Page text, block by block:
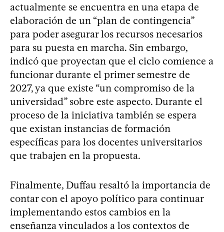
actualmente se encuentra en una etapa de
elaboración de un “plan de contingencia”
para poder asegurar los recursos necesarios
para su puesta en marcha. Sin embargo,
indicó que proyectan que el ciclo comience a
funcionar durante el primer semestre de
2027, ya que existe “un compromiso de la
universidad” sobre este aspecto. Durante el
proceso de la iniciativa también se espera
que existan instancias de formación
específicas para los docentes universitarios
que trabajen en la propuesta.
Finalmente, Duffau resaltó la importancia de
contar con el apoyo político para continuar
implementando estos cambios en la
enseñanza vinculados a los contextos de